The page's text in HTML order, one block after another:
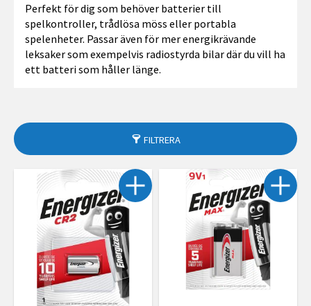
Perfekt för dig som behöver batterier till
spelkontroller, trådlösa möss eller portabla
spelenheter. Passar även för mer energikrävande
leksaker som exempelvis radiostyrda bilar där du vill ha
ett batteri som håller länge.
FILTRERA